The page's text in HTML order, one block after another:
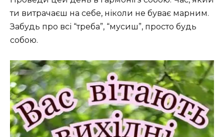
ти витрачаєш на себе, ніколи не буває марним.
Забудь про всі “треба”, “мусиш”, просто будь
собою.